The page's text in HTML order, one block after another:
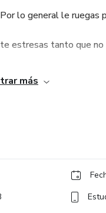
lo general le ruegas
estresas tanto que
preocupes! Nuestro
límites claros y
más